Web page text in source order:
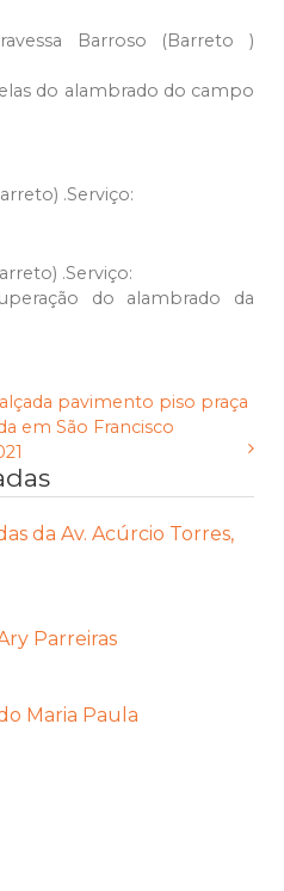
Barroso (Barreto )
do alambrado do campo
.Serviço:
.Serviço:
do alambrado da
pavimento piso praça
em São Francisco
da Av. Acúrcio Torres,
Parreiras
Maria Paula